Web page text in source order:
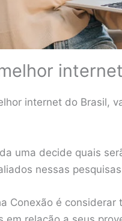
internet do Brasil,
uma decide quais
nessas
Conexão é